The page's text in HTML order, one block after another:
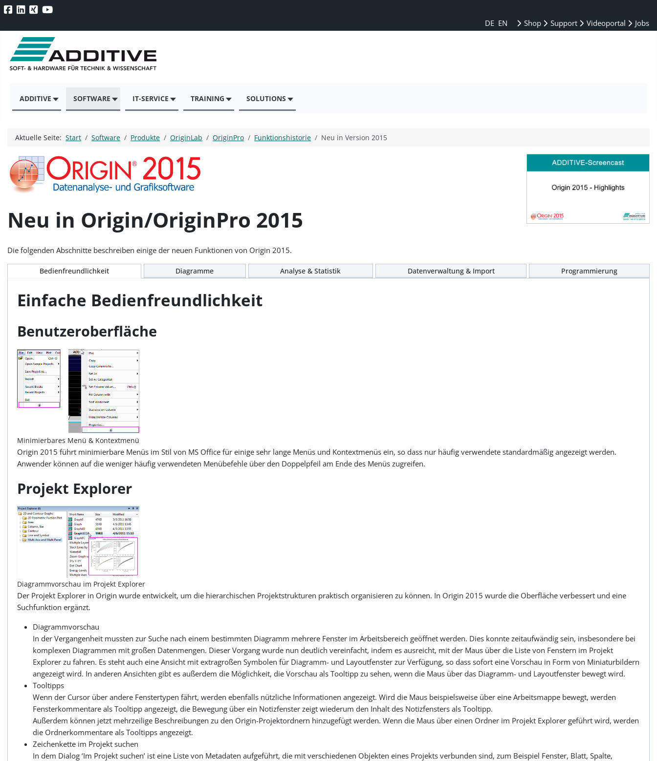
DE EN Shop Support Videoportal Jobs
ADDITIVE SOFTWARE IT-SERVICE TRAINING SOLUTIONS
Aktuelle Seite:Start Software Produkte OriginLab OriginPro Funktionshistorie Neu in Version 2015
Neu in Origin/OriginPro 2015
Die folgenden Abschnitte beschreiben einige der neuen Funktionen von Origin 2015.
Bedienfreundlichkeit Diagramme Analyse & Statistik Datenverwaltung & Import Programmierung
Einfache Bedienfreundlichkeit
Benutzeroberfläche
Minimierbares Menü & Kontextmenü
Origin 2015 führt minimierbare Menüs im Stil von MS Office für einige sehr lange Menüs und Kontextmenüs ein, so dass nur häufig verwendete standardmäßig angezeigt werden.
Anwender können auf die weniger häufig verwendeten Menübefehle über den Doppelpfeil am Ende des Menüs zugreifen.
Projekt Explorer
Diagrammvorschau im Projekt Explorer
Der Projekt Explorer in Origin wurde entwickelt, um die hierarchischen Projektstrukturen praktisch organisieren zu können. In Origin 2015 wurde die Oberfläche verbessert und eine
Suchfunktion ergänzt.
Diagrammvorschau
In der Vergangenheit mussten zur Suche nach einem bestimmten Diagramm mehrere Fenster im Arbeitsbereich geöffnet werden. Dies konnte zeitaufwändig sein, insbesondere bei
komplexen Diagrammen mit großen Datenmengen. Dieser Vorgang wurde nun deutlich vereinfacht, indem es ausreicht, mit der Maus über die Liste von Fenstern im Projekt
Explorer zu fahren. Es steht auch eine Ansicht mit extragroßen Symbolen für Diagramm- und Layoutfenster zur Verfügung, so dass sofort eine Vorschau in Form von Miniaturbildern
angezeigt wird. In anderen Ansichten gibt es außerdem die Möglichkeit, die Vorschau als Tooltipp zu sehen, wenn die Maus über das Diagramm- und Layoutfenster bewegt wird.
Tooltipps
Wenn der Cursor über andere Fenstertypen fährt, werden ebenfalls nützliche Informationen angezeigt. Wird die Maus beispielsweise über eine Arbeitsmappe bewegt, werden
Fensterkommentare als Tooltipp angezeigt, die Bewegung über ein Notizfenster zeigt wiederum den Inhalt des Notizfensters als Tooltipp.
Außerdem können jetzt mehrzeilige Beschreibungen zu den Origin-Projektordnern hinzugefügt werden. Wenn die Maus über einen Ordner im Projekt Explorer geführt wird, werden
die Ordnerkommentare als Tooltipps angezeigt.
Zeichenkette im Projekt suchen
In dem Dialog ‘Im Projekt suchen’ ist eine Liste von Metadaten aufgeführt, die mit verschiedenen Objekten eines Projekts verbunden sind, zum Beispiel Fenster, Blatt, Spalte,